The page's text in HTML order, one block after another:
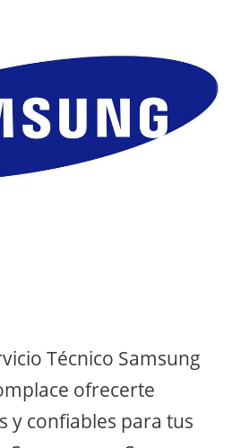
Técnico Samsung
ofrecerte
y confiables para tus